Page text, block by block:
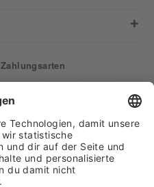
Zahlungsarten
Finden Sie uns auf: